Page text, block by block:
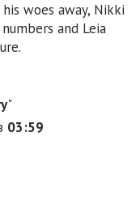
woes away, Nikki
and Leia
"
03:59